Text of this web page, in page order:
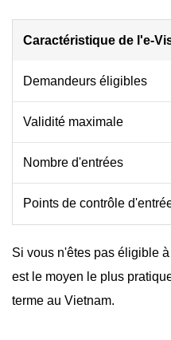
Caractéristique de l'e-
Demandeurs éligibles
Validité maximale
Nombre d'entrées
Points de contrôle
Si vous n'êtes pas éligible
est le moyen le plus
terme au Vietnam.